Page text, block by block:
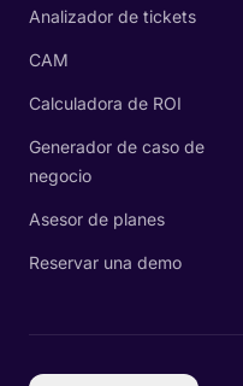
Analizador de tickets
CAM
Calculadora de ROI
Generador de caso de
negocio
Asesor de planes
Reservar una demo